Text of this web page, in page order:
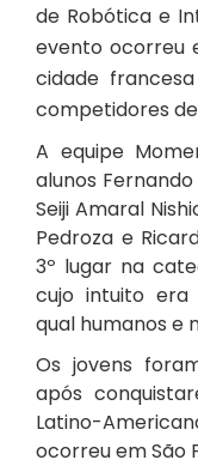
de Robótica e
evento ocorreu
cidade
competidores
A equipe
alunos
Seiji Amaral
Pedroza e
3º lugar na
cujo intuito era
qual humanos e
Os jovens
após
Latino-
ocorreu em São